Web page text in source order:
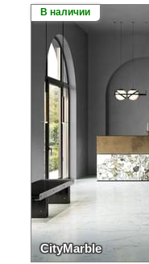
В наличии
CityMarble